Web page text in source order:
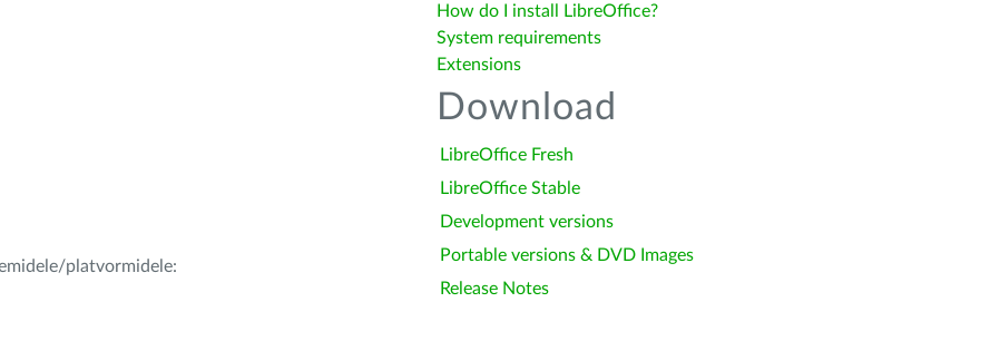
platvormidele:
How do I install LibreOffice?
System requirements
Extensions
Download
LibreOffice Fresh
LibreOffice Stable
Development versions
Portable versions & DVD Images
Release Notes